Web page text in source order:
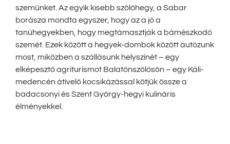
szemünket. Az egyik kisebb szőlőhegy, a Sabar
borásza mondta egyszer, hogy az a jó a
tanúhegyekben, hogy megtámasztják a bámészkodó
szemét. Ezek között a hegyek-dombok között autózunk
most, miközben a szállásunk helyszínét – egy
elképesztő agriturismot Balatönszőlősön – egy Káli-
medencén átívelő kocsikázással kötjük össze a
badacsonyi és Szent György-hegyi kulináris
élményekkel.